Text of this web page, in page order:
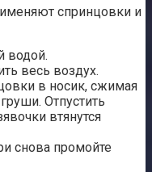
спринцовки и
водой.
весь воздух.
в носик, сжимая
Отпустить
втянутся
снова промойте